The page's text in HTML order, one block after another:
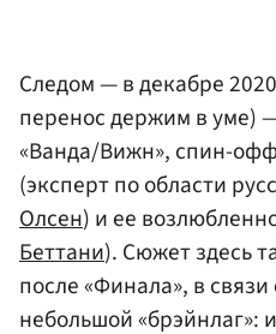
Следом — в декабре
перенос держим в уме)
«Ванда/Вижн», спин-
(эксперт по области
Олсен) и ее
Беттани). Сюжет здесь
после «Финала», в
небольшой «брэйнлаг»: